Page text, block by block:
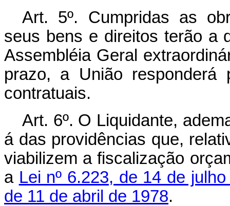
Art. 5º. Cumpridas as
seus bens e direitos terão a
Assembléia Geral
prazo, a União responderá
contratuais.
Art. 6º. O Liquidante,
á das providências que,
viabilizem a fiscalização
a Lei nº 6.223, de 14 de
de 11 de abril de 1978.